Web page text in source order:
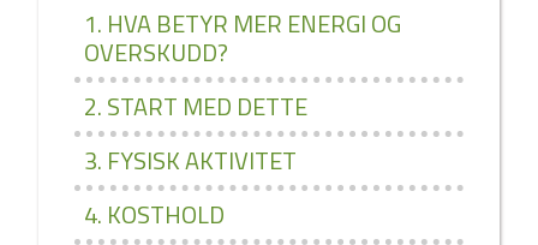
1. HVA BETYR MER ENERGI OG
OVERSKUDD?
2. START MED DETTE
3. FYSISK AKTIVITET
4. KOSTHOLD